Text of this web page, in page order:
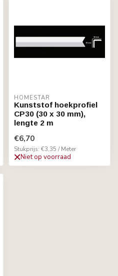
HOMESTAR
Kunststof hoekprofiel
CP30 (30 x 30 mm),
lengte 2 m
€6,70
Stukprijs: €3,35 / Meter
Niet op voorraad